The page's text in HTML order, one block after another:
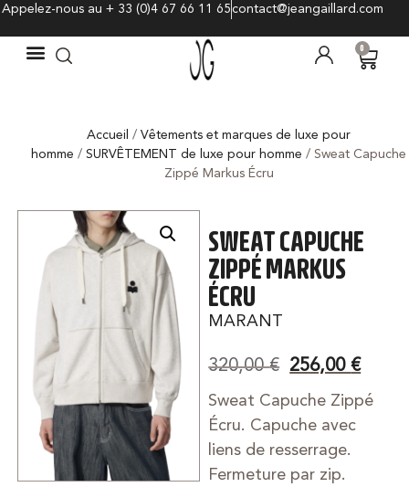
Appelez-nous au + 33 (0)4 67 66 11 65contact@jeangaillard.com
0
Accueil /Vêtements et marques de luxe pour
homme /SURVÊTEMENT de luxe pour homme / Sweat Capuche
Zippé Markus Écru
SWEAT CAPUCHE
ZIPPÉ MARKUS
ÉCRU
MARANT
320,00€ 256,00€
Sweat Capuche Zippé
Écru. Capuche avec
liens de resserrage.
Fermeture par zip.